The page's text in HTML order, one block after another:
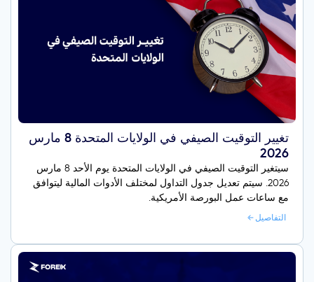
تغيير التوقيت الصيفي في الولايات المتحدة 8 مارس
2026
سيتغير التوقيت الصيفي في الولايات المتحدة يوم الأحد 8 مارس
2026. سيتم تعديل جدول التداول لمختلف الأدوات المالية ليتوافق
مع ساعات عمل البورصة الأمريكية.
التفاصيل